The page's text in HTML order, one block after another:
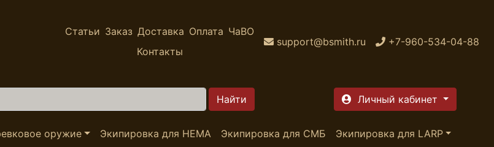
Статьи Заказ Доставка Оплата ЧаВО
Контакты
support@bsmith.ru +7-960-534-04-88
Личный кабинет
оружие Экипировка для HEMA Экипировка для СМБ
Экипировка для LARP